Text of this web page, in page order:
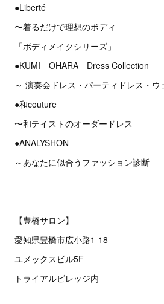
●Liberté
〜着るだけで理想のボディ
「ボディメイクシリーズ」
●KUMI OHARA Dress Collection
～ 演奏会ドレス・パーティドレス・ウ
●和couture
〜和テイストのオーダードレス
●ANALYSHON
～あなたに似合うファッション診断
【豊橋サロン】
愛知県豊橋市広小路1-18
ユメックスビル5F
トライアルビレッジ内